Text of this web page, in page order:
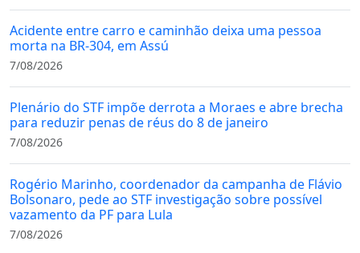
Acidente entre carro e caminhão deixa uma pessoa
morta na BR-304, em Assú
7/08/2026
Plenário do STF impõe derrota a Moraes e abre brecha
para reduzir penas de réus do 8 de janeiro
7/08/2026
Rogério Marinho, coordenador da campanha de Flávio
Bolsonaro, pede ao STF investigação sobre possível
vazamento da PF para Lula
7/08/2026